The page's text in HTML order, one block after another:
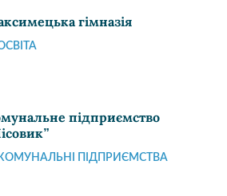
гімназія
підприємство
ПІДПРИЄМСТВА